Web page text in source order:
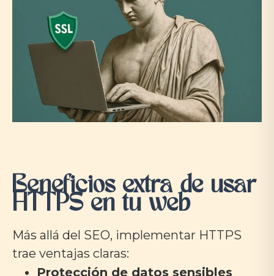
Beneficios extra de usar
HTTPS en tu web
Más allá del SEO, implementar HTTPS
trae ventajas claras:
Protección de datos sensibles